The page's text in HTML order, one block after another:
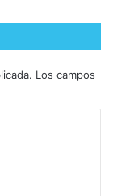
Los campos